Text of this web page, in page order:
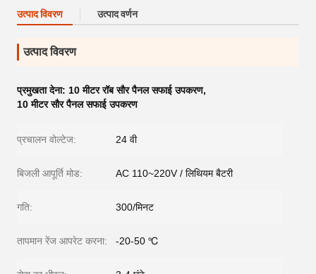
उत्पाद विवरण उत्पाद वर्णन
उत्पाद विवरण
प्रमुखता देना: 10 मीटर रॉब सौर पैनल सफाई उपकरण,
10 मीटर सौर पैनल सफाई उपकरण
प्रचालन वोल्टेज: 24 वी
बिजली आपूर्ति मोड: AC 110~220V / लिथियम बैटरी
गति: 300/मिनट
तापमान रेंज आपरेट करना: -20-50 ℃